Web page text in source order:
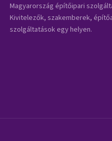
Magyarország építőipari
Kivitelezők, szakemberek,
szolgáltatások egy helyen.